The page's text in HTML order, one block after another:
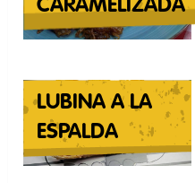
CARAMELIZADA
LUBINA A LA
ESPALDA